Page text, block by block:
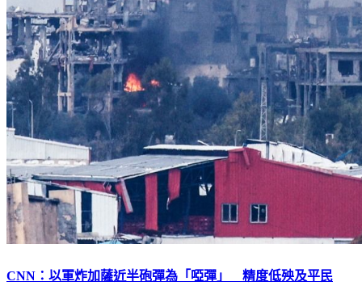
CNN：以軍炸加薩近半砲彈為「啞彈」 精度低殃及平民